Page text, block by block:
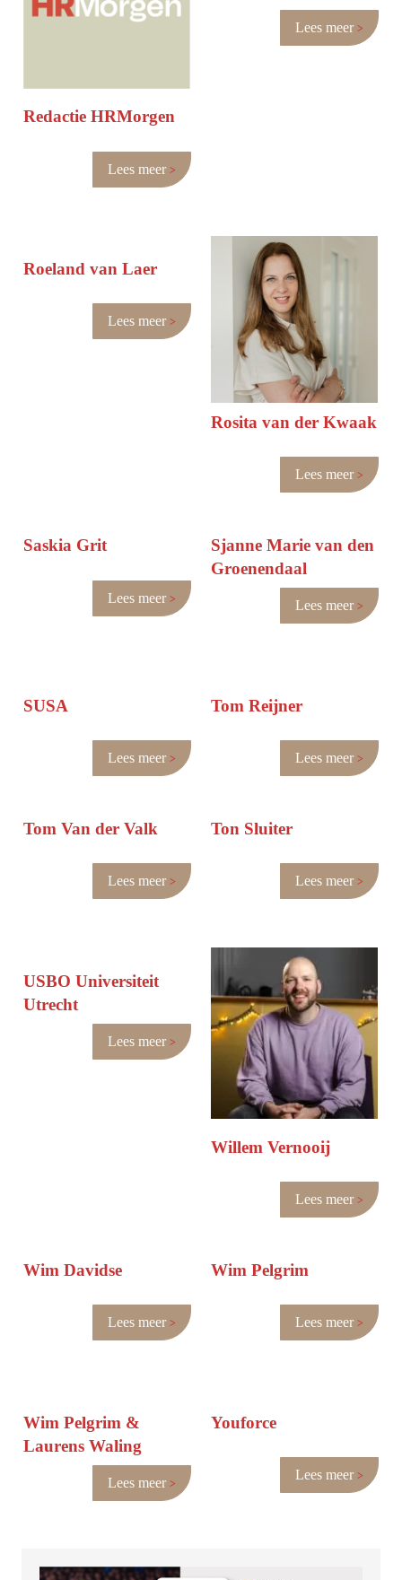
Redactie HRMorgen
Lees meer
Lees meer
Roeland van Laer
Lees meer
Rosita van der Kwaak
Lees meer
Saskia Grit
Lees meer
Sjanne Marie van den
Groenendaal
Lees meer
SUSA
Lees meer
Tom Reijner
Lees meer
Tom Van der Valk
Lees meer
Ton Sluiter
Lees meer
USBO Universiteit
Utrecht
Lees meer
Willem Vernooij
Lees meer
Wim Davidse
Lees meer
Wim Pelgrim
Lees meer
Wim Pelgrim &
Laurens Waling
Lees meer
Youforce
Lees meer